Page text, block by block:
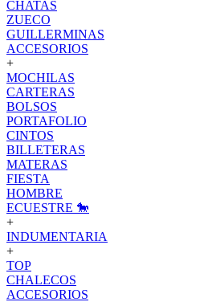
CHATAS
ZUECO
GUILLERMINAS
ACCESORIOS
+
MOCHILAS
CARTERAS
BOLSOS
PORTAFOLIO
CINTOS
BILLETERAS
MATERAS
FIESTA
HOMBRE
ECUESTRE 🐎
+
INDUMENTARIA
+
TOP
CHALECOS
ACCESORIOS